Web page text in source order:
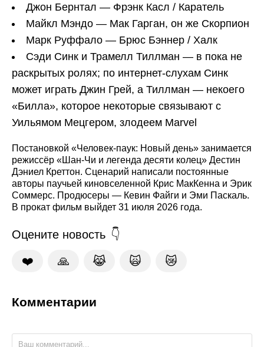
Джон Бернтал — Фрэнк Касл / Каратель
Майкл Мэндо — Мак Гарган, он же Скорпион
Марк Руффало — Брюс Бэннер / Халк
Сэди Синк и Трамелл Тиллман — в пока не
раскрытых ролях; по интернет-слухам Синк
может играть Джин Грей, а Тиллман — некоего
«Билла», которое некоторые связывают с
Уильямом Мецгером, злодеем Marvel
Постановкой «Человек-паук: Новый день» занимается
режиссёр «Шан-Чи и легенда десяти колец» Дестин
Дэниел Креттон. Сценарий написали постоянные
авторы паучьей киновселенной Крис МакКенна и Эрик
Соммерс. Продюсеры — Кевин Файги и Эми Паскаль.
В прокат фильм выйдет 31 июля 2026 года.
Оцените новость
❤️ 🙏 😹 🙀 😿
Комментарии